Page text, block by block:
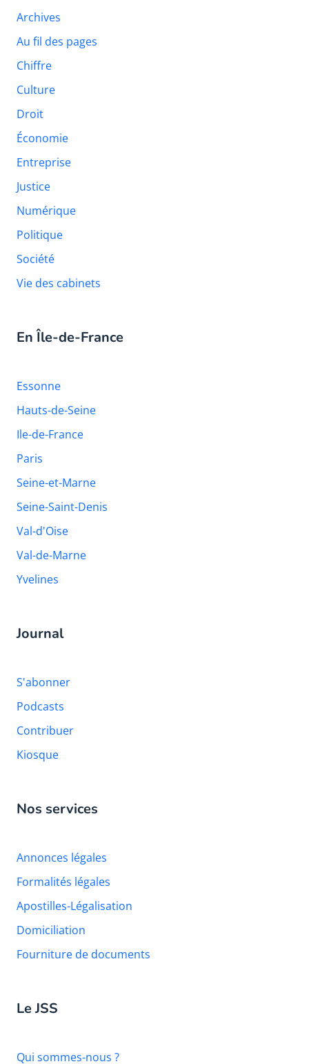
Archives
Au fil des pages
Chiffre
Culture
Droit
Économie
Entreprise
Justice
Numérique
Politique
Société
Vie des cabinets
En Île-de-France
Essonne
Hauts-de-Seine
Ile-de-France
Paris
Seine-et-Marne
Seine-Saint-Denis
Val-d'Oise
Val-de-Marne
Yvelines
Journal
S'abonner
Podcasts
Contribuer
Kiosque
Nos services
Annonces légales
Formalités légales
Apostilles-Légalisation
Domiciliation
Fourniture de documents
Le JSS
Qui sommes-nous ?